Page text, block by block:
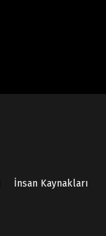
İnsan Kaynakları